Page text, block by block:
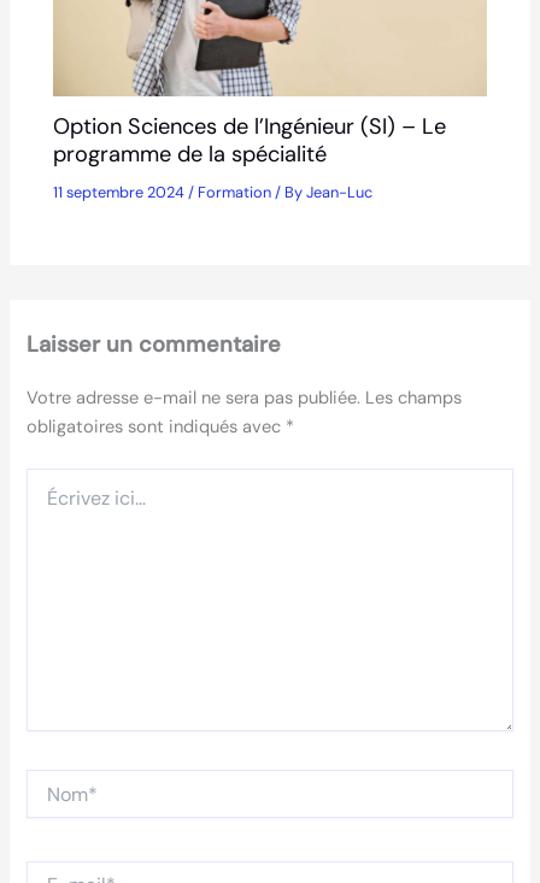
Option Sciences de l’Ingénieur (SI) – Le
programme de la spécialité
11 septembre 2024/ Formation/ ByJean-Luc
Laisser un commentaire
Votre adresse e-mail ne sera pas publiée. Les champs
obligatoires sont indiqués avec *
ici…